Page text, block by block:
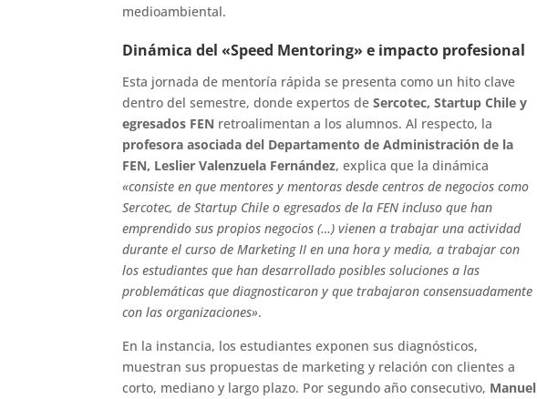
medioambiental.
Dinámica del «Speed Mentoring» e impacto profesional
Esta jornada de mentoría rápida se presenta como un hito clave
dentro del semestre, donde expertos deSercotec, Startup Chile y
egresados FEN retroalimentan a los alumnos. Al respecto, la
profesora asociada del Departamento de Administración de la
FEN, Leslier Valenzuela Fernández, explica que la dinámica
«consiste en que mentores y mentoras desde centros de negocios como
Sercotec, de Startup Chile o egresados de la FEN incluso que han
emprendido sus propios negocios (…) vienen a trabajar una actividad
durante el curso de Marketing II en una hora y media, a trabajar con
los estudiantes que han desarrollado posibles soluciones a las
problemáticas que diagnosticaron y que trabajaron consensuadamente
con las organizaciones».
En la instancia, los estudiantes exponen sus diagnósticos,
muestran sus propuestas de marketing y relación con clientes a
corto, mediano y largo plazo. Por segundo año consecutivo, Manuel